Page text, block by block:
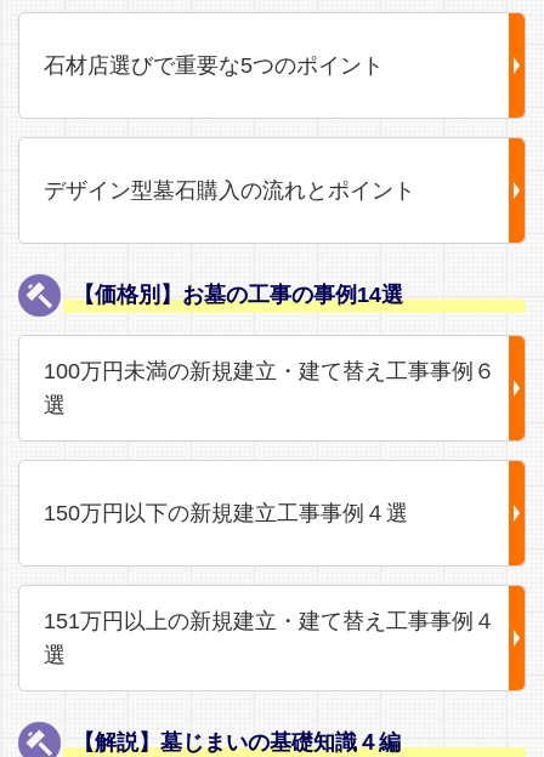
石材店選びで重要な5つのポイント
デザイン型墓石購入の流れとポイント
【価格別】お墓の工事の事例14選
100万円未満の新規建立・建て替え工事事例６
選
150万円以下の新規建立工事事例４選
151万円以上の新規建立・建て替え工事事例４
選
【解説】墓じまいの基礎知識４編